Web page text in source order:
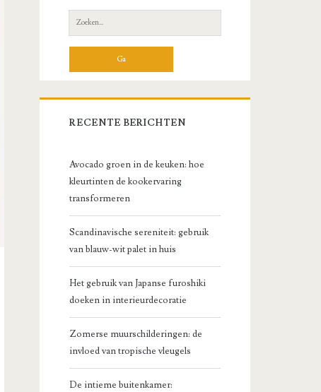
zijbalk
Zoeken
naar:
RECENTE BERICHTEN
Avocado groen in de keuken: hoe
kleurtinten de kookervaring
transformeren
Scandinavische sereniteit: gebruik
van blauw-wit palet in huis
Het gebruik van Japanse furoshiki
doeken in interieurdecoratie
Zomerse muurschilderingen: de
invloed van tropische vleugels
De intieme buitenkamer: